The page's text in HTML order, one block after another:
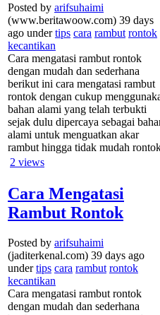
Posted by arifsuhaimi
(www.beritawoow.com) 39 days
ago undertips cara rambut rontok
kecantikan
Cara mengatasi rambut rontok
dengan mudah dan sederhana
berikut ini cara mengatasi rambut
rontok dengan cukup
bahan alami yang telah terbukti
sejak dulu dipercaya sebagai
alami untuk menguatkan akar
rambut hingga tidak mudah
2 views
Cara Mengatasi
Rambut Rontok
Posted by arifsuhaimi
(jaditerkenal.com) 39 days ago
undertips cara rambut rontok
kecantikan
Cara mengatasi rambut rontok
dengan mudah dan sederhana